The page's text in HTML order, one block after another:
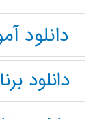
دانلود
دانلود